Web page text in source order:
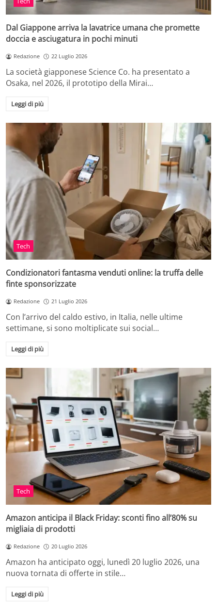
Dal Giappone arriva la lavatrice umana che promette
doccia e asciugatura in pochi minuti
Redazione 22 Luglio 2026
La società giapponese Science Co. ha presentato a
Osaka, nel 2026, il prototipo della Mirai…
Leggi di più
Tech
Condizionatori fantasma venduti online: la truffa delle
finte sponsorizzate
Redazione 21 Luglio 2026
Con l’arrivo del caldo estivo, in Italia, nelle ultime
settimane, si sono moltiplicate sui social…
Leggi di più
Tech
Amazon anticipa il Black Friday: sconti fino all’80% su
migliaia di prodotti
Redazione 20 Luglio 2026
Amazon ha anticipato oggi, lunedì 20 luglio 2026, una
nuova tornata di offerte in stile…
Leggi di più